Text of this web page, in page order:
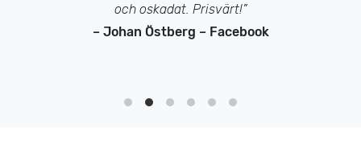
och oskadat. Prisvärt!”
– Johan Östberg – Facebook